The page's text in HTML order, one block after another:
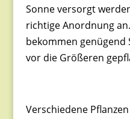
Sonne versorgt
richtige Anordnung
bekommen genügend
vor die Größeren
Verschiedene Pflanzen